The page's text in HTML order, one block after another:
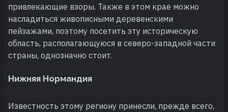
привлекающие взоры. Также в этом крае можно
насладиться живописными деревенскими
пейзажами, поэтому посетить эту историческую
область, располагающуюся в северо-западной части
страны, однозначно стоит.
Нижняя Нормандия
Известность этому региону принесли, прежде всего,